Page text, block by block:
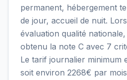
permanent, hébergement
de jour, accueil de nuit.
évaluation qualité
obtenu la note C avec 7
Le tarif journalier minimum
soit environ 2268€ par